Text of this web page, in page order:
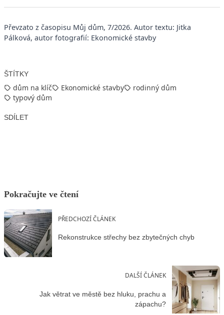
Převzato z časopisu Můj dům, 7/2026. Autor textu: Jitka
Pálková, autor fotografií: Ekonomické stavby
ŠTÍTKY
dům na klíč Ekonomické stavby
rodinný dům
typový dům
SDÍLET
Pokračujte ve čtení
PŘEDCHOZÍ ČLÁNEK
Rekonstrukce střechy bez zbytečných chyb
DALŠÍ ČLÁNEK
Jak větrat ve městě bez hluku, prachu a
zápachu?